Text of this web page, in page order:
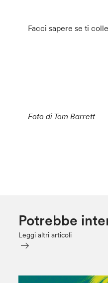
Facci sapere se ti
Foto di Tom Barrett
Potrebbe
Leggi altri articoli